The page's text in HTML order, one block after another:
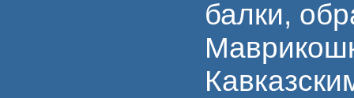
балки,